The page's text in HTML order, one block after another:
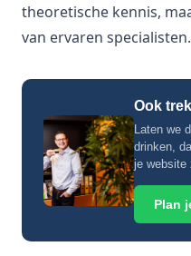
theoretische kennis,
van ervaren specialisten.
Ook
Laten we
drinken,
je website
Plan